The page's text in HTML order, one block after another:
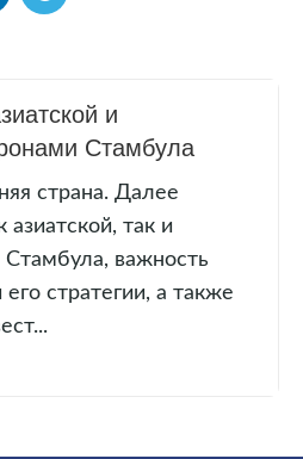
и
Стамбула
страна. Далее
азиатской, так и
Стамбула, важность
стратегии, а также